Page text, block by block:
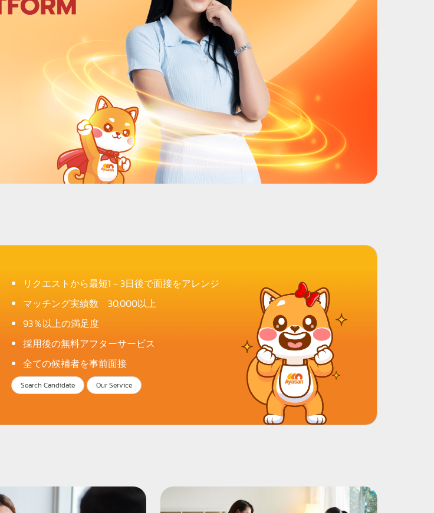
リクエストから最短1－3日後で面接をアレンジ
マッチング実績数 30,000以上
93％以上の満足度
採用後の無料アフターサービス
全ての候補者を事前面接
Search Candidate Our Service